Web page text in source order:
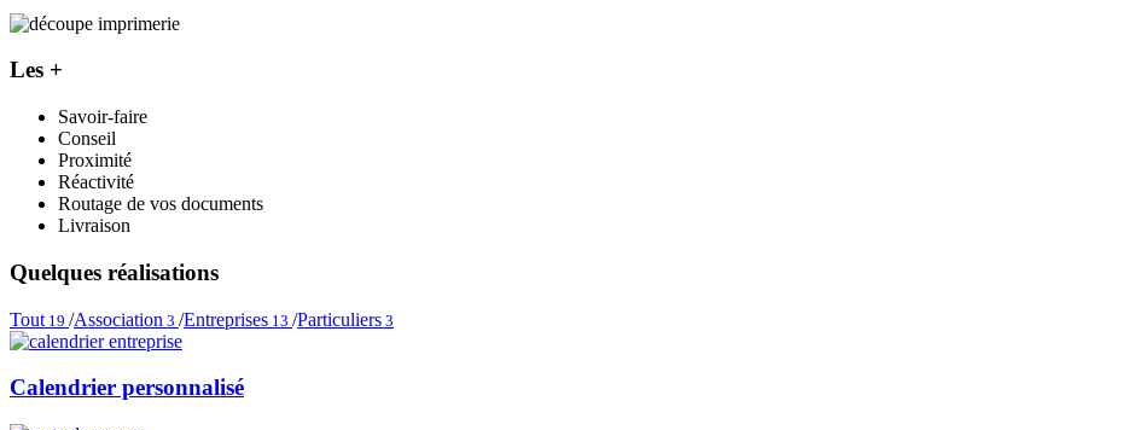
Les +
Savoir-faire
Conseil
Proximité
Réactivité
Routage de vos documents
Livraison
Quelques réalisations
Tout 19 /Association 3 /Entreprises 13 /Particuliers 3
Calendrier personnalisé